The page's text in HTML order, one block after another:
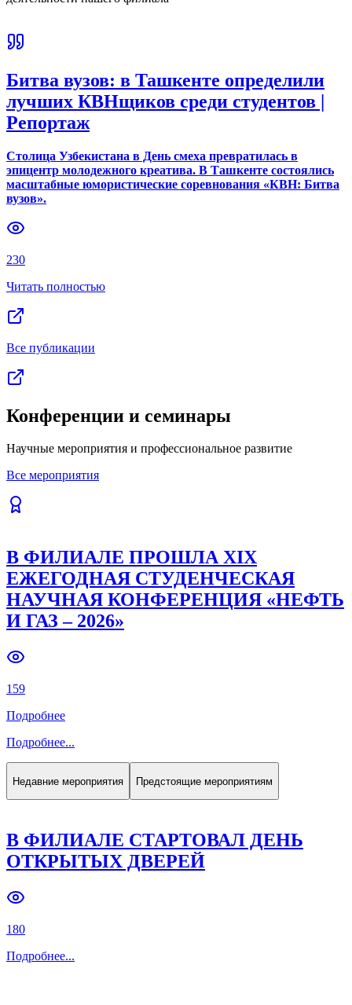
Битва вузов: в Ташкенте определили
лучших КВНщиков среди студентов |
Репортаж
Столица Узбекистана в День смеха превратилась в
эпицентр молодежного креатива. В Ташкенте состоялись
масштабные юмористические соревнования «КВН: Битва
вузов».
230
Читать полностью
Все публикации
Конференции и семинары
Научные мероприятия и профессиональное развитие
Все мероприятия
В ФИЛИАЛЕ ПРОШЛА XIX
ЕЖЕГОДНАЯ СТУДЕНЧЕСКАЯ
НАУЧНАЯ КОНФЕРЕНЦИЯ «НЕФТЬ
И ГАЗ – 2026»
159
Подробнее
Подробнее...
Недавние мероприятия Предстоящие мероприятиям
В ФИЛИАЛЕ СТАРТОВАЛ ДЕНЬ
ОТКРЫТЫХ ДВЕРЕЙ
180
Подробнее...